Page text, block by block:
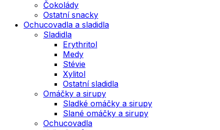
Čokolády
Ostatní snacky
Ochucovadla a sladidla
Sladidla
Erythritol
Medy
Stévie
Xylitol
Ostatní sladidla
Omáčky a sirupy
Sladké omáčky a sirupy
Slané omáčky a sirupy
Ochucovadla